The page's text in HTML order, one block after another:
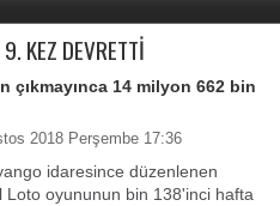
KEZ DEVRETTİ
çıkmayınca 14 milyon 662 bin
2018 Perşembe 17:36
idaresince düzenlenen
Loto oyununun bin 138'inci hafta